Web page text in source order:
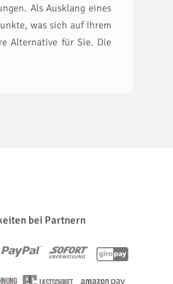
Als Ausklang eines
was sich auf Ihrem
Alternative für Sie. Die
bei Partnern